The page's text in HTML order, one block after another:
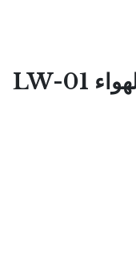
خلاط رياضي مع شفط الهواء LW-01